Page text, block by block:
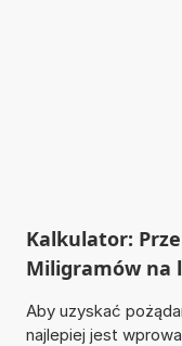
Kalkulator:
Miligramów na
Aby uzyskać
najlepiej jest